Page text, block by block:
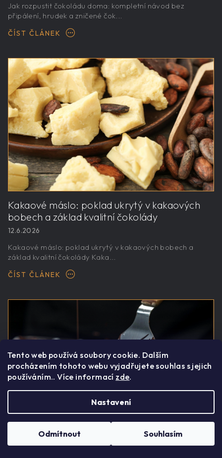
Tento web používá soubory cookie. Dalším
procházením tohoto webu vyjadřujete souhlas s jejich
používáním.. Více informací zde.
Nastavení
Odmítnout Souhlasím
Jak rozpustit čokoládu doma: kompletní návod bez
připálení, hrudek a zničené čok...
ČÍST ČLÁNEK
Kakaové máslo: poklad ukrytý v kakaových
bobech a základ kvalitní čokolády
12.6.2026
Kakaové máslo: poklad ukrytý v kakaových bobech a
základ kvalitní čokolády Kaka...
ČÍST ČLÁNEK
Temperování čokolády: věda, řemeslo a